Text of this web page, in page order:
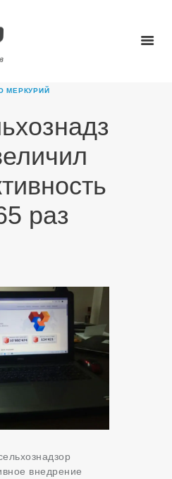
МЕРКУРИЙ
раз
внедрение